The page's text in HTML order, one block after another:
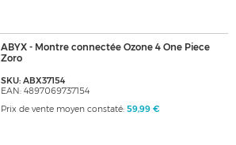
ABYX - Montre connectée Ozone 4 One Piece
Zoro
SKU: ABX37154
EAN: 4897069737154
Prix de vente moyen constaté: 59,99 €